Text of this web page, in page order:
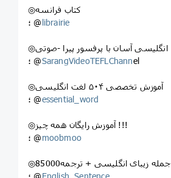
◎کتاب فرانسه
؛ @librairie
◎انگلیسی آسان با پرفسور پیرا -صوتی
؛ @SarangVideoTEFLChannel
◎آموزش تخصصی ۵۰۴ لغت انگلیسی
؛ @essential_word
◎آموزش رایگان همه چیز !!!
؛ @moobmoo
◎85000جمله زیبای انگلیسی + ترجمه